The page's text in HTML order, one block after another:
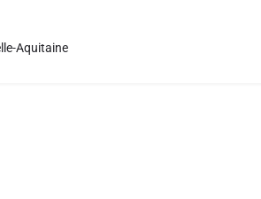
Aquitaine